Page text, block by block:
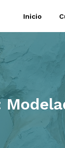
Inicio